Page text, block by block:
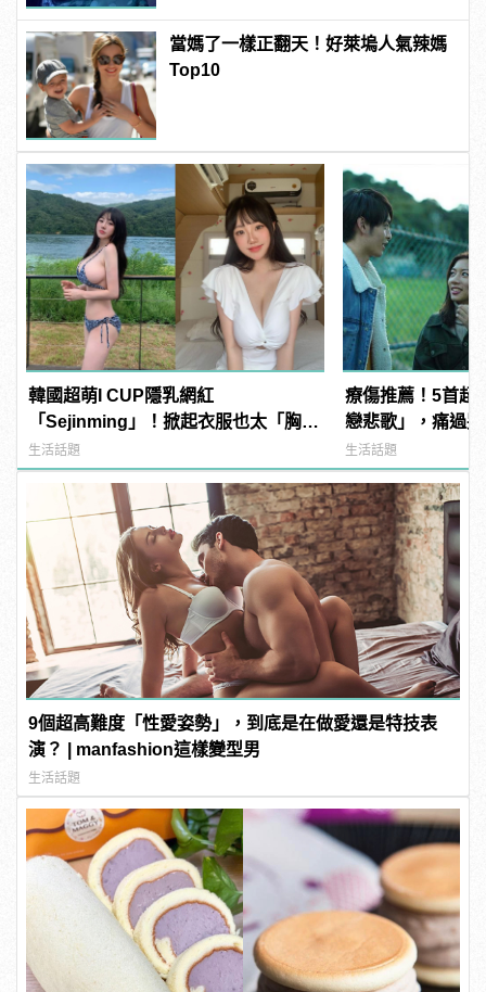
當媽了一樣正翻天！好萊塢人氣辣媽
Top10
韓國超萌I CUP隱乳網紅
「Sejinming」！掀起衣服也太「胸」
了吧！ | manfashion這樣變型男
生活話題
療傷推薦！5首超
戀悲歌」，痛過
生活話題
9個超高難度「性愛姿勢」，到底是在做愛還是特技表
演？ | manfashion這樣變型男
生活話題